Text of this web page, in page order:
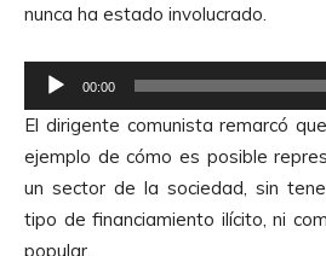
nunca ha estado involucrado.
e
p
r
o
d
00:00
El dirigente comunista remarcó
ejemplo de cómo es posible
un sector de la sociedad, sin
tipo de financiamiento ilícito, ni
popular.